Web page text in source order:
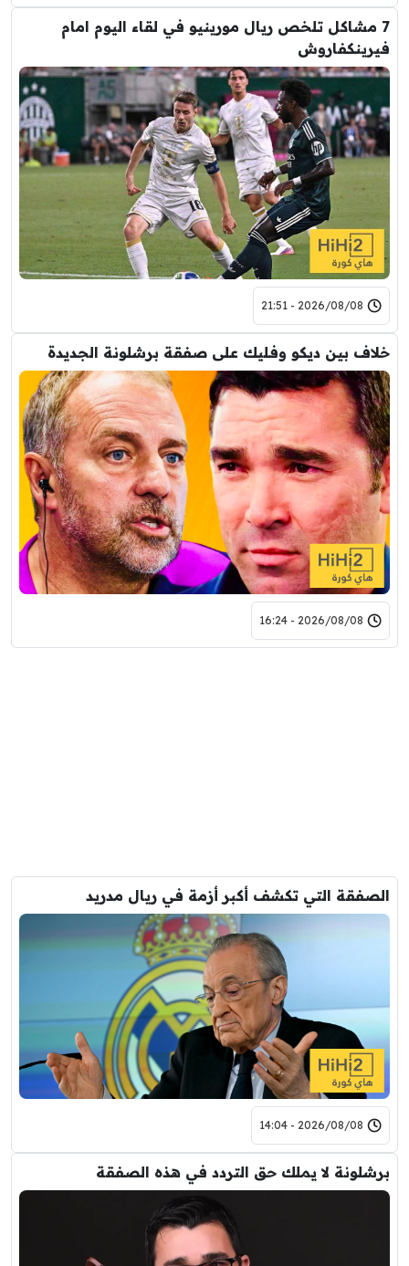
7 مشاكل تلخص ريال مورينيو في لقاء اليوم امام
فيرينكفاروش
2026/08/08 - 21:51
خلاف بين ديكو وفليك على صفقة برشلونة الجديدة
2026/08/08 - 16:24
الصفقة التي تكشف أكبر أزمة في ريال مدريد
2026/08/08 - 14:04
برشلونة لا يملك حق التردد في هذه الصفقة